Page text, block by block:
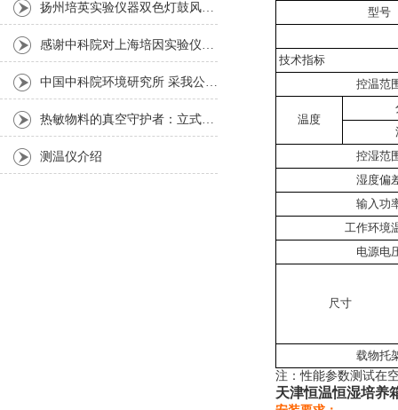
型号
技术指标
控温范
温度
控湿范
湿度偏
输入功
工作环境
电源电
尺寸
载物托
注：性能参数测试在
天津恒温恒湿培养
扬州培英实验仪器双色灯鼓风干燥箱
感谢中科院对上海培因实验仪器的认可
中国中科院环境研究所 采我公司仪器300L人工气候箱 实验效果获高度评价
热敏物料的真空守护者：立式真空干燥箱选购指南
测温仪介绍